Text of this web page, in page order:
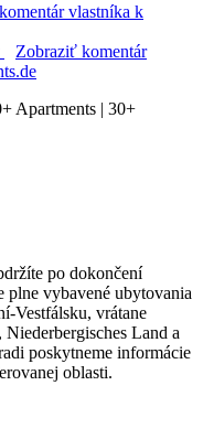
vlastníka k
Zobraziť komentár
Apartments | 30+
po dokončení
plne vybavené ubytovania
Vestfálsku, vrátane
Land a
poskytneme informácie
oblasti.